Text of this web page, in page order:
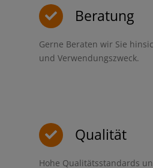
Beratung
Gerne Beraten wir Sie
und Verwendungszweck.
Qualität
Hohe Qualitätsstandards